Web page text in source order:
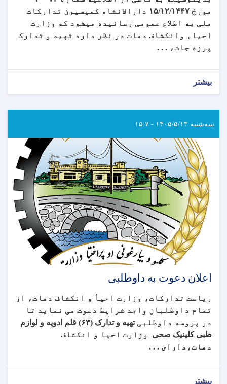
مورخ
۱۵/۱۲/۱۴۴۷
دارالانشاء کمیسیون تدارکات
ملی به اطلاع عمومی رسانیده میشود که وزارت
احیاء وانکشاف دهات در نظر دارد تهیه و تدارک
پرزه جات، . . .
بیشتر
سه‌شنبه ۱۴۰۵/۵/۱۳ - ۱۵:۷
اعلان دعوت به داوطلبی
ریاست تدارکات، وزارت احیأ و انکشاف دهات، از
تمام داوطلبان واجد شرایط دعوت می نماید تا
در پروسه داوطلبی
تهیه و تدارک (۶۳) قلم ادویه و لوازم
طبی کلینیک صحی وزارت احیا و انکشاف
دهات، دارای . . .
بیشتر